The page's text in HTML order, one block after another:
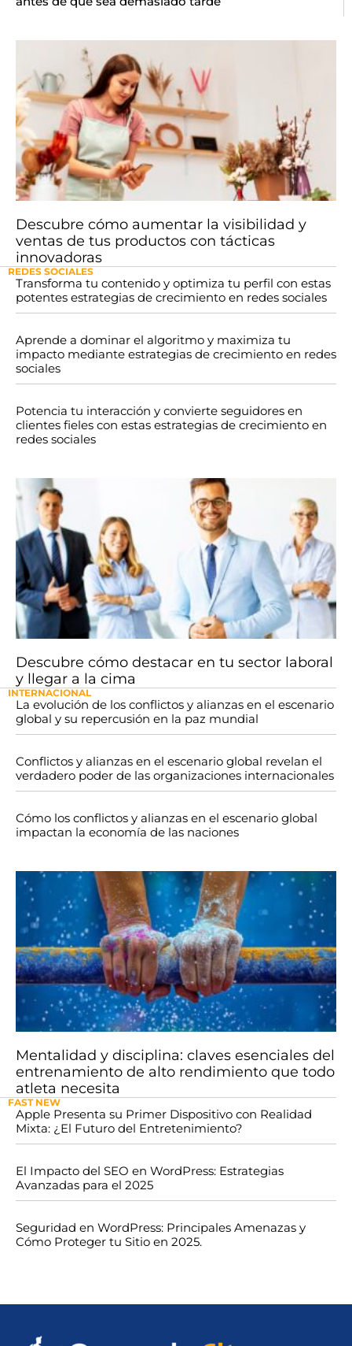
Descubre cómo aumentar la visibilidad y
ventas de tus productos con tácticas
innovadoras
REDES SOCIALES
Transforma tu contenido y optimiza tu perfil con estas
potentes estrategias de crecimiento en redes sociales
Aprende a dominar el algoritmo y maximiza tu
impacto mediante estrategias de crecimiento en redes
sociales
Potencia tu interacción y convierte seguidores en
clientes fieles con estas estrategias de crecimiento en
redes sociales
Descubre cómo destacar en tu sector laboral
y llegar a la cima
INTERNACIONAL
La evolución de los conflictos y alianzas en el escenario
global y su repercusión en la paz mundial
Conflictos y alianzas en el escenario global revelan el
verdadero poder de las organizaciones internacionales
Cómo los conflictos y alianzas en el escenario global
impactan la economía de las naciones
Mentalidad y disciplina: claves esenciales del
entrenamiento de alto rendimiento que todo
atleta necesita
FAST NEW
Apple Presenta su Primer Dispositivo con Realidad
Mixta: ¿El Futuro del Entretenimiento?
El Impacto del SEO en WordPress: Estrategias
Avanzadas para el 2025
Seguridad en WordPress: Principales Amenazas y
Cómo Proteger tu Sitio en 2025.